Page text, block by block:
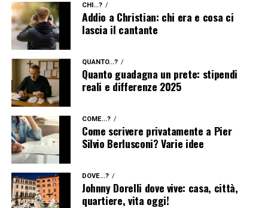
CHI...?
Addio a Christian: chi era e cosa ci
lascia il cantante
QUANTO...?
Quanto guadagna un prete: stipendi
reali e differenze 2025
COME...?
Come scrivere privatamente a Pier
Silvio Berlusconi? Varie idee
DOVE...?
Johnny Dorelli dove vive: casa, città,
quartiere, vita oggi!